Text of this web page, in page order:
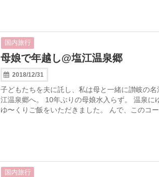
国内旅行
母娘で年越し@塩江温泉郷
2018/12/31
子どもたちを夫に託し、私は母と一緒に讃岐の名
江温泉郷へ。 10年ぶりの母娘水入らず。 温泉に
ゆ〜くりご飯をいただきました。 んで、このコ
国内旅行